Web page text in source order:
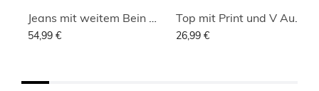
54,99 € 26,99 €